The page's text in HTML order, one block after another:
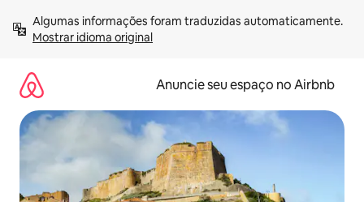
para
Mostrar idioma original
Anuncie seu espaço no Airbnb